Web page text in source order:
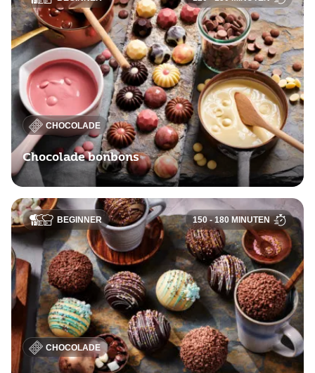
CHOCOLADE
Chocolade bonbons
BEGINNER
CHOCOLADE
150 - 180 MINUTEN